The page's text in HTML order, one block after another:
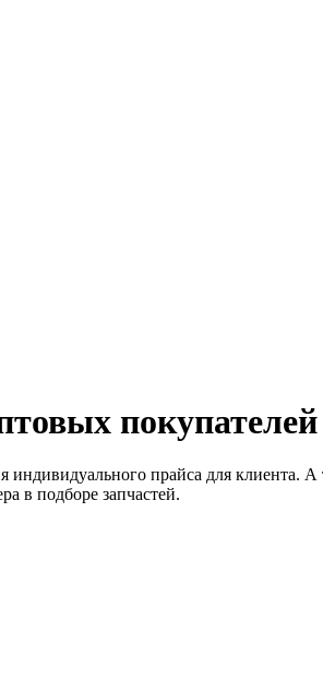
покупателей
индивидуального прайса для
в подборе запчастей.